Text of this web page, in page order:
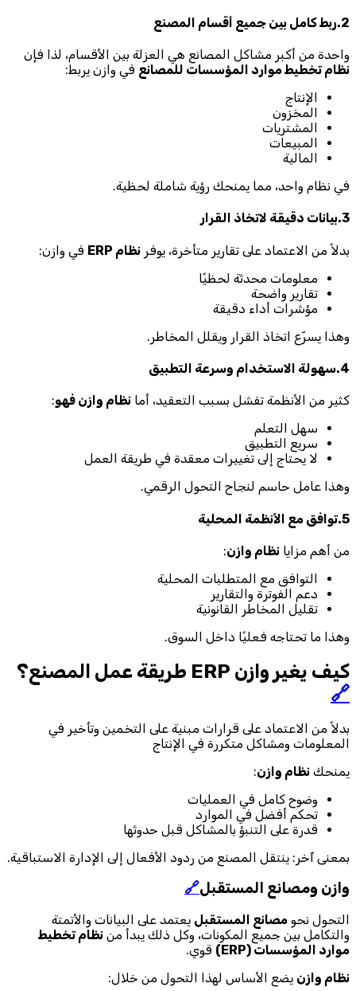
2.ربط كامل بين جميع أقسام المصنع
واحدة من أكبر مشاكل المصانع هي العزلة بين الأقسام، لذا فإن
نظام تخطيط موارد المؤسسات للمصانع في وازن يربط:
الإنتاج
المخزون
المشتريات
المبيعات
المالية
في نظام واحد، مما يمنحك رؤية شاملة لحظية.
3.بيانات دقيقة لاتخاذ القرار
بدلاً من الاعتماد على تقارير متأخرة، يوفر نظام ERP
في وازن:
معلومات محدثة لحظيًا
تقارير واضحة
مؤشرات أداء دقيقة
وهذا يسرّع اتخاذ القرار ويقلل المخاطر.
4.سهولة الاستخدام وسرعة التطبيق
كثير من الأنظمة تفشل بسبب التعقيد، أما نظام وازن فهو:
سهل التعلم
سريع التطبيق
لا يحتاج إلى تغييرات معقدة في طريقة العمل
وهذا عامل حاسم لنجاح التحول الرقمي.
5.توافق مع الأنظمة المحلية
من أهم مزايا نظام وازن:
التوافق مع المتطلبات المحلية
دعم الفوترة والتقارير
تقليل المخاطر القانونية
وهذا ما تحتاجه فعليًا داخل السوق.
كيف يغير وازن ERP طريقة عمل المصنع؟
🔗
بدلاً من الاعتماد على قرارات مبنية على التخمين وتأخير في
المعلومات ومشاكل متكررة في الإنتاج
يمنحك نظام وازن:
وضوح كامل في العمليات
تحكم أفضل في الموارد
قدرة على التنبؤ بالمشاكل قبل حدوثها
بمعنى آخر: ينتقل المصنع من ردود الأفعال إلى الإدارة الاستباقية.
وازن ومصانع المستقبل🔗
التحول نحو مصانع المستقبل يعتمد على البيانات والأتمتة
والتكامل بين جميع المكونات، وكل ذلك يبدأ من نظام تخطيط
موارد المؤسسات (ERP)
قوي.
نظام وازن يضع الأساس لهذا التحول من خلال: